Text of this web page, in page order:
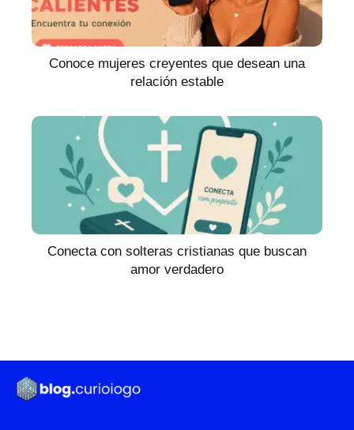
Conoce mujeres creyentes que desean una
relación estable
Conecta con solteras cristianas que buscan
amor verdadero